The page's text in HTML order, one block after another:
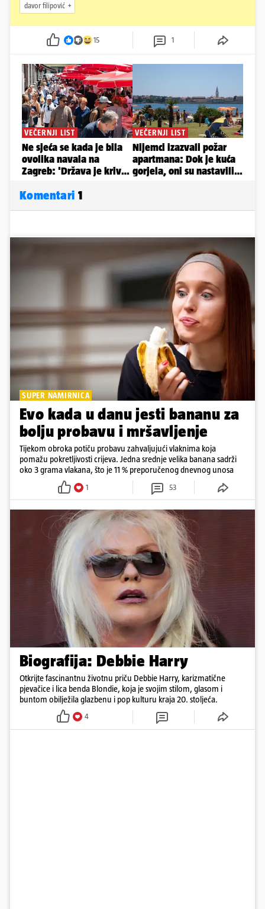
davor filipović
15 1
Komentari 1
SUPER NAMIRNICA
Evo kada u danu jesti bananu za
bolju probavu i mršavljenje
Tijekom obroka potiču probavu zahvaljujući vlaknima koja
pomažu pokretljivosti crijeva. Jedna srednje velika banana sadrži
oko 3 grama vlakana, što je 11 % preporučenog dnevnog unosa
1 53
Biografija: Debbie Harry
Otkrijte fascinantnu životnu priču Debbie Harry, karizmatične
pjevačice i lica benda Blondie, koja je svojim stilom, glasom i
buntom obilježila glazbenu i pop kulturu kraja 20. stoljeća.
4